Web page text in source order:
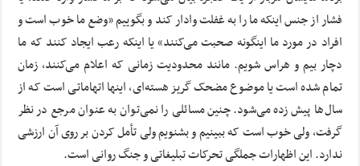
فشار از جنس اینکه ما را به غفلت وادار کند و بگوییم «وضع ما خوب است و
افراد در مورد ما اینگونه صحبت می‌کنند» یا اینکه رعب ایجاد کنند که ما
دچار بیم و هراس شویم. مانند محدودیت زمانی که اعلام می‌کنند، زمان
تمام شده است یا موضوع مضحک گریز هسته‌ای، اینها اتهاماتی است که از
سال‌ها پیش زده می‌شود. چنین مسائلی را نمی‌توان به عنوان مرجع در نظر
گرفت، ولی خوب است که ببینیم و بشنویم ولی تأمل کردن بر روی آن ارزشی
ندارد. این اظهارات جملگی تحرکات تبلیغاتی و جنگ روانی است.